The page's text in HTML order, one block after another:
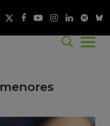
menores